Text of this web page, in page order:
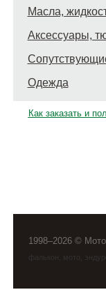
Масла,
Аксессуары,
Одежда
Как заказать и
1998–2026 ©
фалькон мото эндуро